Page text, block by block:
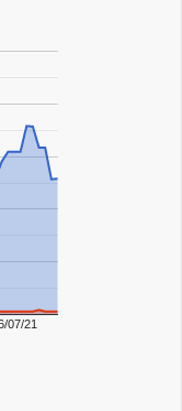
07/21